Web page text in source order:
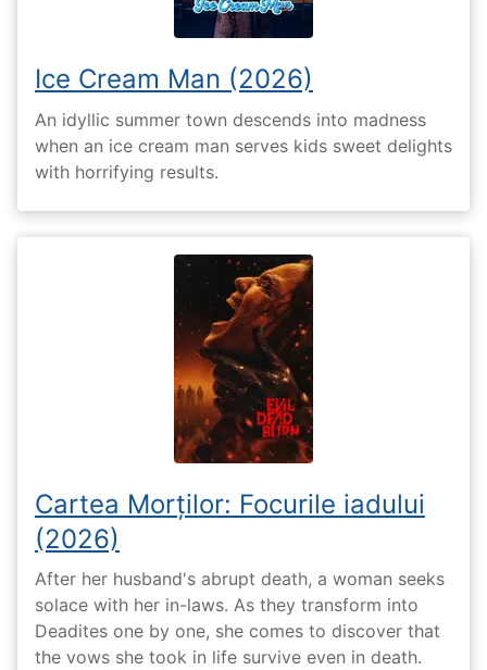
Ice Cream Man (2026)
An idyllic summer town descends into madness
when an ice cream man serves kids sweet delights
with horrifying results.
Cartea Morților: Focurile iadului
(2026)
After her husband's abrupt death, a woman seeks
solace with her in-laws. As they transform into
Deadites one by one, she comes to discover that
the vows she took in life survive even in death.